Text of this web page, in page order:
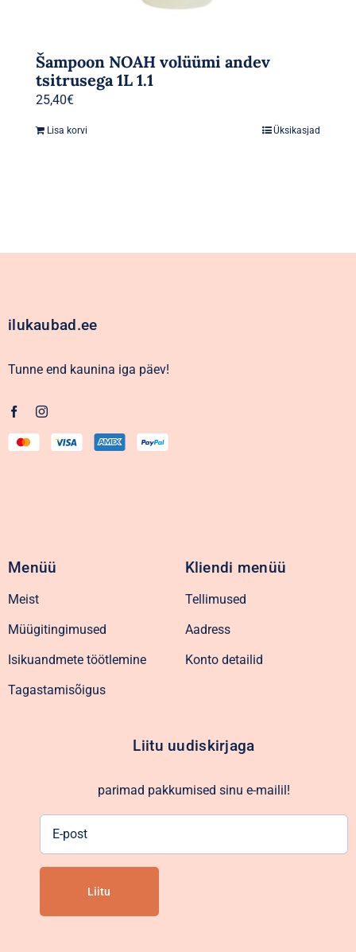
Šampoon NOAH volüümi andev
tsitrusega 1L 1.1
25,40€
Lisa korvi Üksikasjad
ilukaubad.ee
Tunne end kaunina iga päev!
Menüü
Meist
Müügitingimused
Isikuandmete töötlemine
Tagastamisõigus
Kliendi menüü
Tellimused
Aadress
Konto detailid
Liitu uudiskirjaga
parimad pakkumised sinu e-mailil!